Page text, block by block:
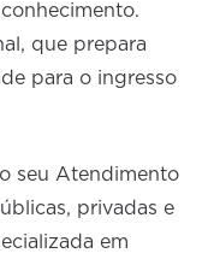
que prepara
para o ingresso
seu Atendimento
privadas e
em